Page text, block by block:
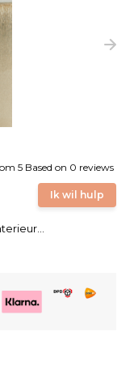
5 Based on 0 reviews
Ik wil hulp